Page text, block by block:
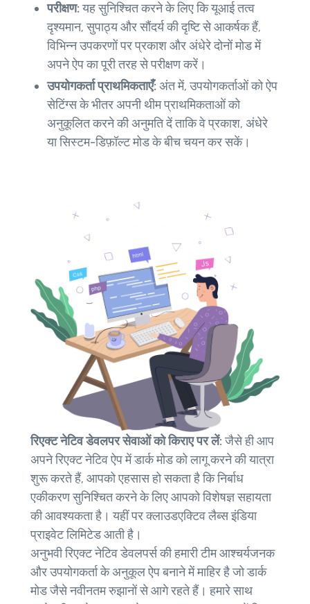
परीक्षण:यह सुनिश्चित करने के लिए कि यूआई तत्व
दृश्यमान, सुपाठ्य और सौंदर्य की दृष्टि से आकर्षक हैं,
विभिन्न उपकरणों पर प्रकाश और अंधेरे दोनों मोड में
अपने ऐप का पूरी तरह से परीक्षण करें।
उपयोगकर्ता प्राथमिकताएँ: अंत में, उपयोगकर्ताओं को ऐप
सेटिंग्स के भीतर अपनी थीम प्राथमिकताओं को
अनुकूलित करने की अनुमति दें ताकि वे प्रकाश, अंधेरे
या सिस्टम-डिफ़ॉल्ट मोड के बीच चयन कर सकें।
रिएक्ट नेटिव डेवलपर सेवाओं को किराए पर लें:जैसे ही आप
अपने रिएक्ट नेटिव ऐप में डार्क मोड को लागू करने की यात्रा
शुरू करते हैं, आपको एहसास हो सकता है कि निर्बाध
एकीकरण सुनिश्चित करने के लिए आपको विशेषज्ञ सहायता
की आवश्यकता है। यहीं पर क्लाउडएक्टिव लैब्स इंडिया
प्राइवेट लिमिटेड आती है।
अनुभवी रिएक्ट नेटिव डेवलपर्स की हमारी टीम आश्चर्यजनक
और उपयोगकर्ता के अनुकूल ऐप बनाने में माहिर है जो डार्क
मोड जैसे नवीनतम रुझानों से आगे रहते हैं। हमारे साथ